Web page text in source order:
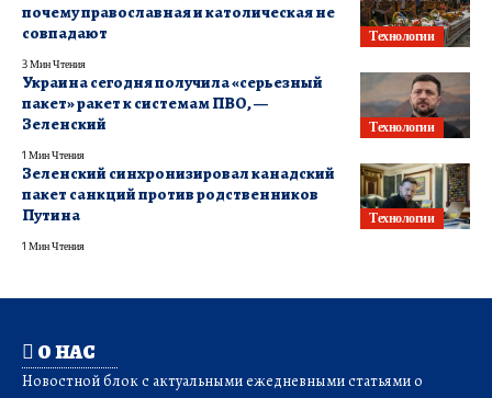
Технологии
почему православная и католическая не
совпадают
3 Мин Чтения
Технологии
Украина сегодня получила «серьезный
пакет» ракет к системам ПВО, —
Зеленский
1 Мин Чтения
Технологии
Зеленский синхронизировал канадский
пакет санкций против родственников
Путина
1 Мин Чтения
О НАС
Новостной блок с актуальными ежедневными статьями о